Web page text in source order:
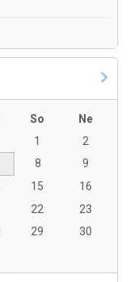
So
Ne
1
2
8
9
15
16
22
23
29
30